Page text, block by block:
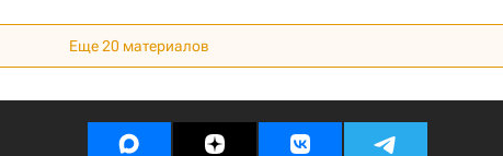
Еще20 материалов